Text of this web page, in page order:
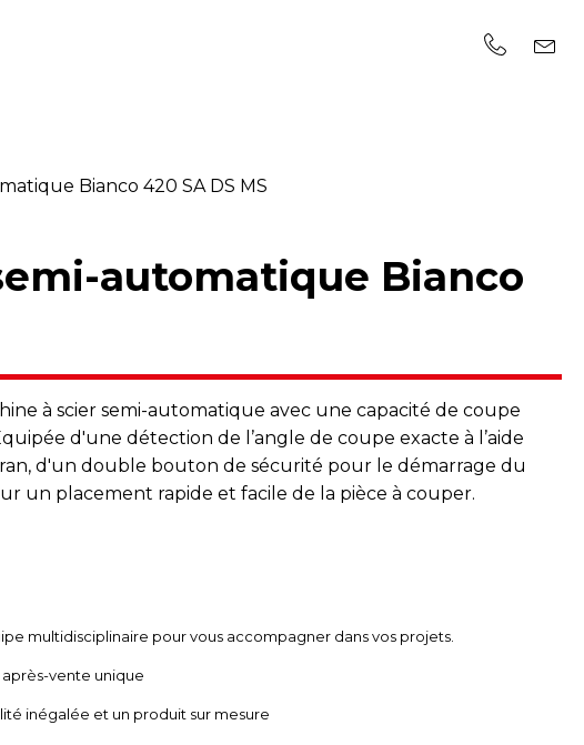
Bianco 420 SA DS MS
automatique Bianco
à scier semi-automatique avec une capacité de coupe
d'une détection de l’angle de coupe exacte à l’aide
d'un double bouton de sécurité pour le démarrage du
un placement rapide et facile de la pièce à couper.
multidisciplinaire pour vous accompagner dans vos projets.
vente unique
inégalée et un produit sur mesure